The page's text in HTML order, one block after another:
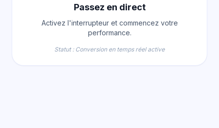
Passez en direct
Activez l'interrupteur et commencez votre
performance.
Statut : Conversion en temps réel active